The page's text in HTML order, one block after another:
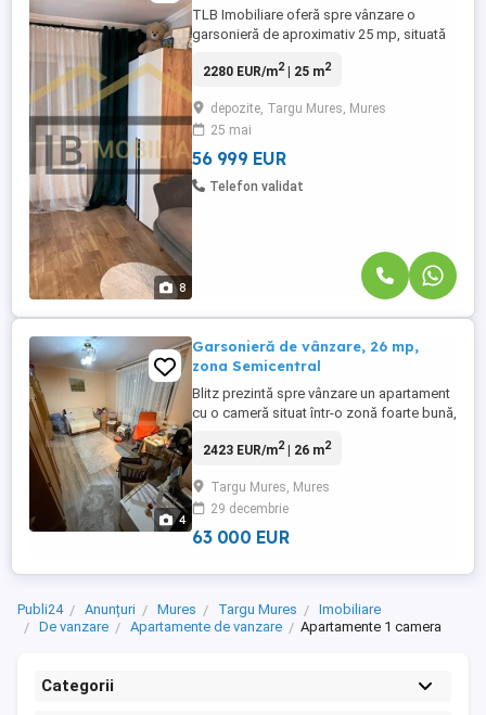
8
TLB Imobiliare oferă spre vânzare o
garsonieră de aproximativ 25 mp, situată
plină dezvoltare a municipiului Târgu
în fotografii urmând a fi retrase doar
obiectele personale. Este ideală pentru
investiție sau locuință ...
2280 EUR/m2| 25 m2
depozite, Targu Mures, Mures
25 mai
56 999 EUR
Telefon validat
4
Garsonieră de vânzare, 26 mp,
zona Semicentral
Blitz prezintă spre vânzare un apartament
cu o cameră situat într-o zonă foarte bună,
Cu o suprafață de 26 mp, garsoniera este
închiriere, datorită poziției sale strategice
și accesului rapid la magazine, transport,
facultăți ...
2423 EUR/m2| 26 m2
Targu Mures, Mures
29 decembrie
63 000 EUR
Publi24 Anunțuri Mures Targu Mures
Imobiliare
De vanzare
Apartamente de vanzare Apartamente 1 camera
Categorii